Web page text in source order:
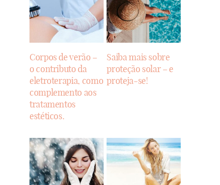
Corpos de verão –
o contributo da
eletroterapia, como
complemento aos
tratamentos
estéticos.
Saiba mais sobre
proteção solar – e
proteja-se!